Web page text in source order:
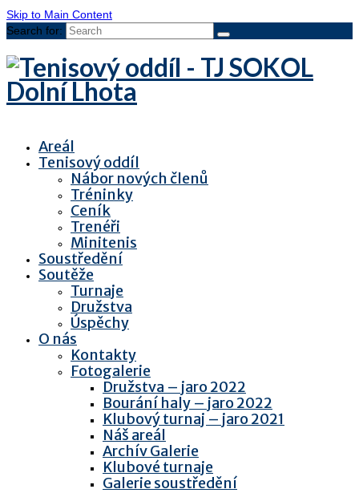
Skip to Main Content
Search for:
Areál
Tenisový oddíl
Nábor nových členů
Tréninky
Ceník
Trenéři
Minitenis
Soustředění
Soutěže
Turnaje
Družstva
Úspěchy
O nás
Kontakty
Fotogalerie
Družstva – jaro 2022
Bourání haly – jaro 2022
Klubový turnaj – jaro 2021
Náš areál
Archív Galerie
Klubové turnaje
Galerie soustředění